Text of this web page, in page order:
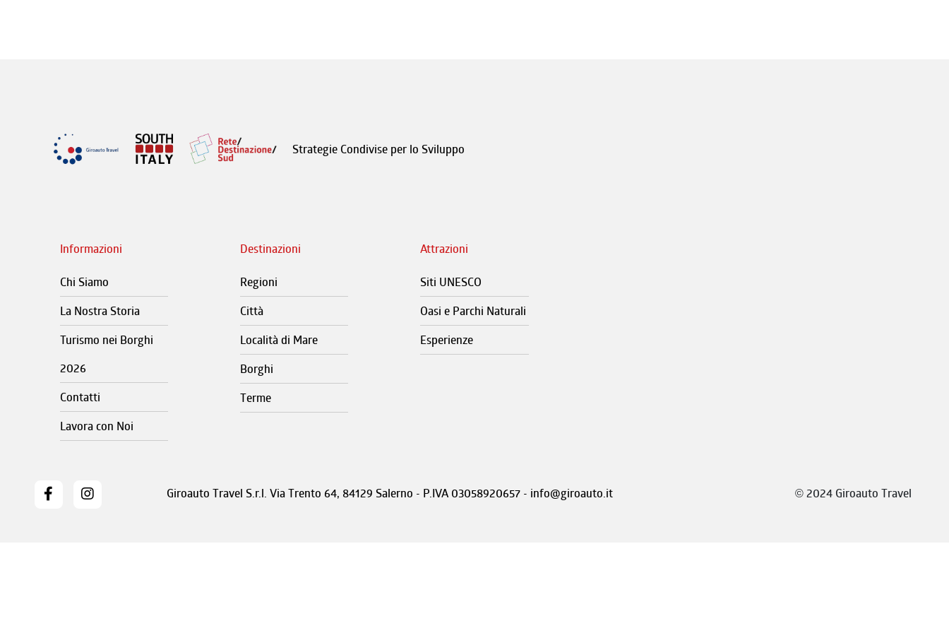
Strategie Condivise per lo Sviluppo
Informazioni
Chi Siamo
La Nostra Storia
Turismo nei Borghi
2026
Contatti
Lavora con Noi
Destinazioni
Regioni
Città
Località di Mare
Borghi
Terme
Attrazioni
Siti UNESCO
Oasi e Parchi Naturali
Esperienze
Giroauto Travel S.r.l. Via Trento 64, 84129 Salerno - P.IVA 03058920657 - info@giroauto.it ©2024 Giroauto Travel